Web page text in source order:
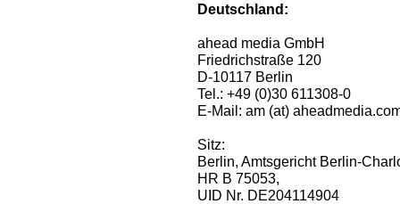
Deutschland:
ahead media GmbH
Friedrichstraße 120
D-10117 Berlin
Tel.: +49 (0)30 611308-0
E-Mail: am (at)
Sitz:
Berlin, Amtsgericht Berlin-
HR B 75053,
UID Nr. DE204114904